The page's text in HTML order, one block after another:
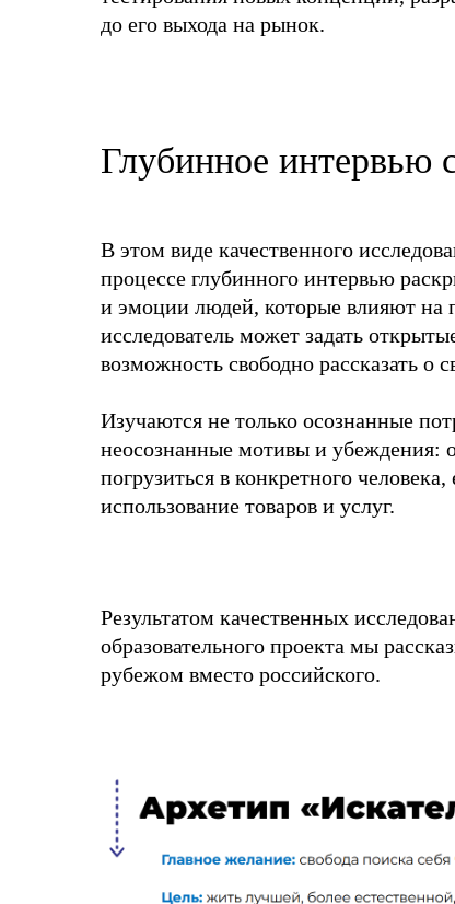
до его выхода на рынок.
Глубинное интервью
В этом виде качественного
процессе глубинного интервью
и эмоции людей, которые влияют на
исследователь может задать
возможность свободно рассказать о
Изучаются не только осознанные
неосознанные мотивы и убеждения:
погрузиться в конкретного
использование товаров и услуг.
Результатом качественных
образовательного проекта мы
рубежом вместо российского.